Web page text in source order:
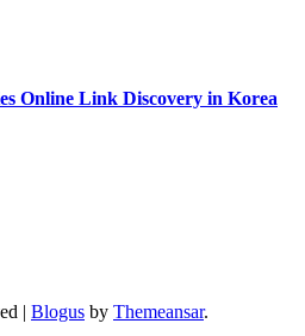
Online Link Discovery in Korea
| Blogus by Themeansar.